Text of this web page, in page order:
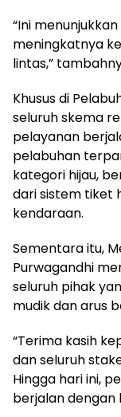
“Ini
meningkatnya
lintas,”
Khusus di
seluruh skema
pelayanan
pelabuhan
kategori hijau,
dari sistem tiket
kendaraan.
Sementara itu,
Purwagandhi
seluruh pihak
mudik dan arus
“Terima kasih
dan seluruh
Hingga hari ini,
berjalan dengan